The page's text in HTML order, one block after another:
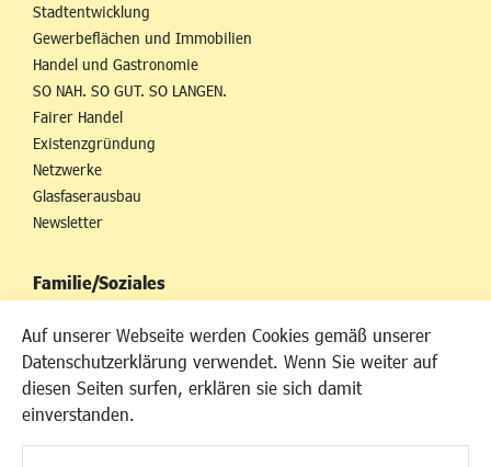
Auf unserer Webseite werden Cookies gemäß unserer
Datenschutzerklärung verwendet. Wenn Sie weiter auf
diesen Seiten surfen, erklären sie sich damit
einverstanden.
Stadtentwicklung
Gewerbeflächen und Immobilien
Handel und Gastronomie
SO NAH. SO GUT. SO LANGEN.
Fairer Handel
Existenzgründung
Netzwerke
Glasfaserausbau
Newsletter
Familie/Soziales
Kinderbetreuung
Kinder und Jugend
Institutionen für Familien
Frauen